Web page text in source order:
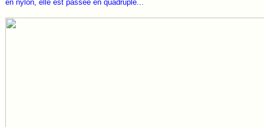
en nylon, elle est passée en quadruple...